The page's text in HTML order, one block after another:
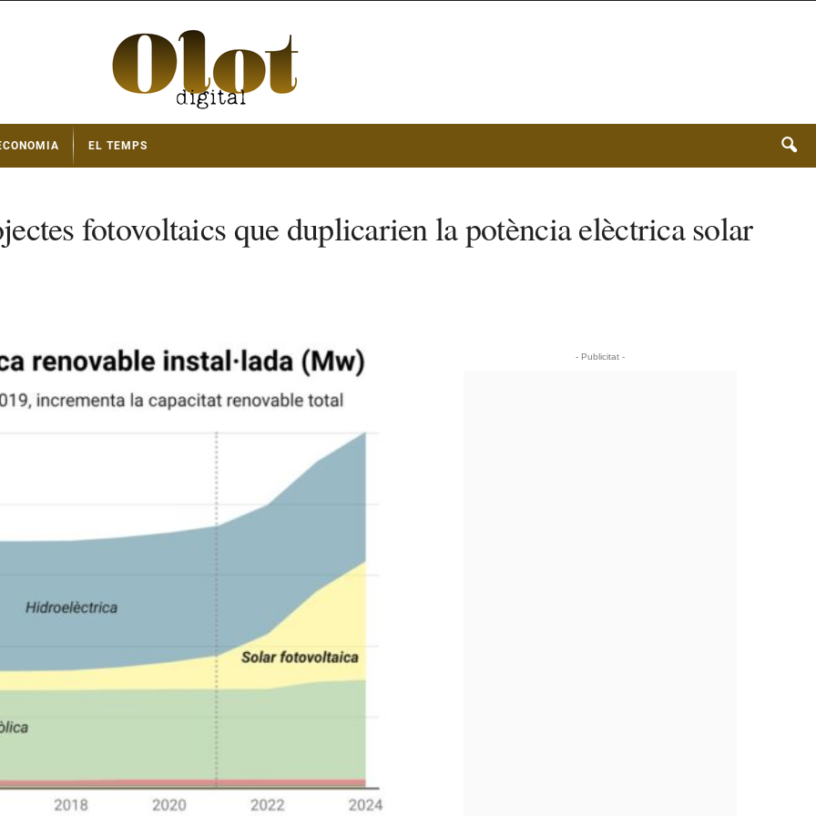
EL TEMPS
fotovoltaics que duplicarien la potència elèctrica solar
- Publicitat -